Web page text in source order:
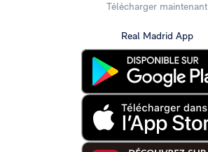
Télécharger maintenant
Real Madrid App